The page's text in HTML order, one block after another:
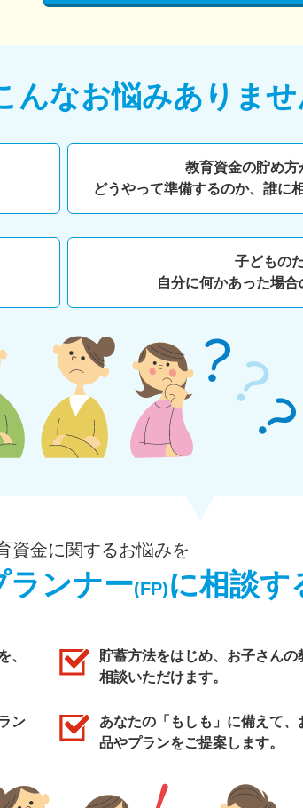
んなお悩みありませ
教育資金の貯め方
どうやって準備するのか、 誰に
子どもの
自分に何かあった場
資金に関するお悩みを
ランナー(FP)に相談
、
貯蓄方法をはじめ、お子さん
相談いただけます。
ン
あなたの「もしも」に備えて
品やプランをご提案します。